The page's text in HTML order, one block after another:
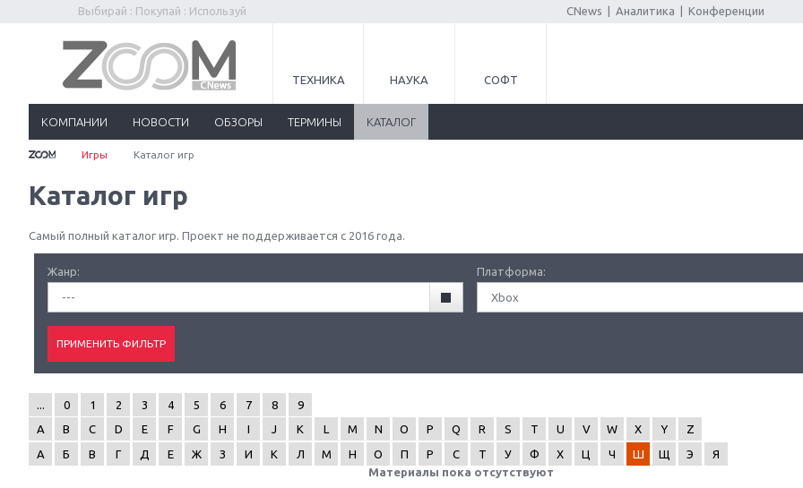
Выбирай : Покупай : Используй CNews Аналитика Конференции
ТЕХНИКА НАУКА СОФТ
КОМПАНИИ НОВОСТИ ОБЗОРЫ ТЕРМИНЫ КАТАЛОГ
Игры Каталог игр
Каталог игр
Самый полный каталог игр. Проект не поддерживается с 2016 года.
Жанр:
---
Платформа:
Xbox
0 1 2 3 4 5 6 7 8
9
A
B C D E F G H I J K L M N O P Q R S T U V W X Y
Z
А
Б В Г Д Е Ж З И К Л М Н О П Р С Т У Ф Х Ц Ч Ш Щ Э
Я
Материалы пока отсутствуют